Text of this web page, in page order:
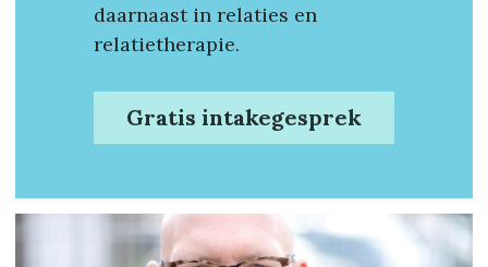
daarnaast in relaties en
relatietherapie.
Gratis intakegesprek